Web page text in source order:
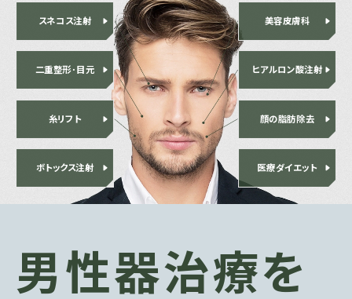
スネコス注射
二重整形･目元
糸リフト
ボトックス注射
美容皮膚科
ヒアルロン酸注射
顔の脂肪除去
医療ダイエット
男性器治療を